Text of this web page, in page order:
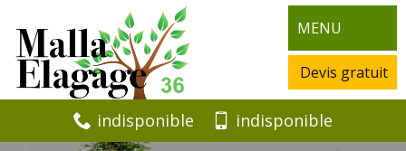
MENU
Devis gratuit
indisponible indisponible